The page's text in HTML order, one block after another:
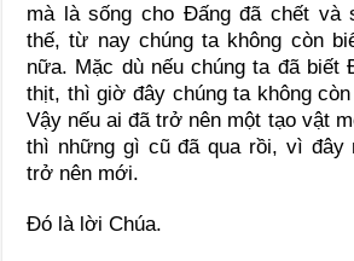
mà là sống cho Ðấng đã chết và
thế, từ nay chúng ta không còn
nữa. Mặc dù nếu chúng ta đã biết
thịt, thì giờ đây chúng ta không
Vậy nếu ai đã trở nên một tạo vật
thì những gì cũ đã qua rồi, vì đây
trở nên mới.
Ðó là lời Chúa.